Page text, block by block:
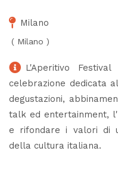
Milano
( Milano )
L'Aperitivo
celebrazione dedicata
degustazioni,
talk ed entertainment,
e rifondare i valori di
della cultura italiana.